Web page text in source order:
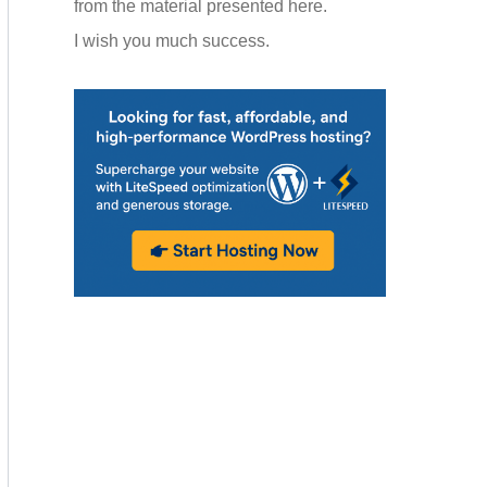
from the material presented here.
I wish you much success.